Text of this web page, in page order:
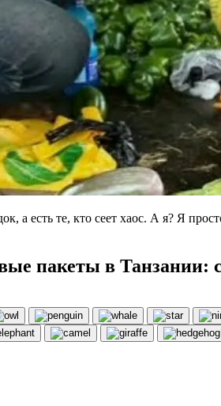
а есть те, кто сеет хаос. А я? Я
пакеты в